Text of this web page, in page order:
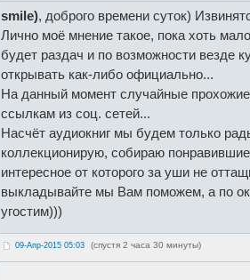
smile), доброго времени суток)
Лично моё мнение такое, пока хоть
будет раздач и по возможности везде
открывать как-либо официально...
На данный момент случайные
ссылкам из соц. сетей...
Насчёт аудиокниг мы будем только
коллекционирую, собираю
интересное от которого за уши не
выкладывайте мы Вам поможем, а по
угостим)))
09-Апр-2015 05:03 (спустя 2 часа 30 минуты)